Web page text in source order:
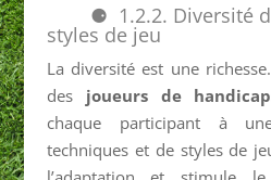
1.2.2. Diversité
styles de jeu
La diversité est une
des joueurs de
chaque participant à
techniques et de styles de